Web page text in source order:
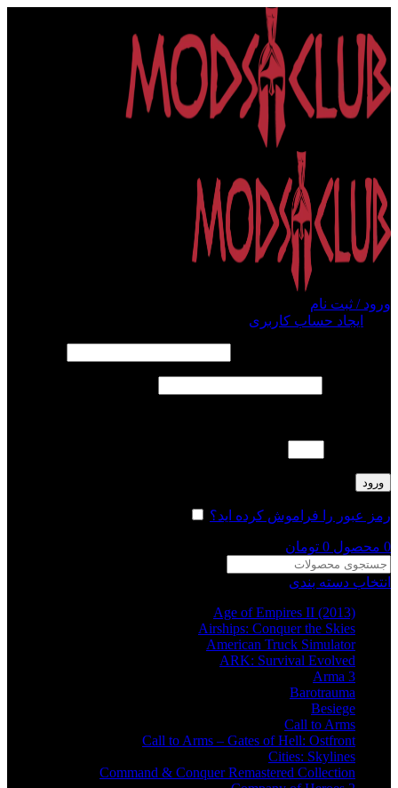
ورود / ثبت نام
ایجاد حساب کاربری
ورود
رمز عبور را فراموش کرده اید؟
0 محصول 0 تومان
انتخاب دسته بندی
Age of Empires II (2013)
Airships: Conquer the Skies
American Truck Simulator
ARK: Survival Evolved
Arma 3
Barotrauma
Besiege
Call to Arms
Call to Arms – Gates of Hell: Ostfront
Cities: Skylines
Command & Conquer Remastered Collection